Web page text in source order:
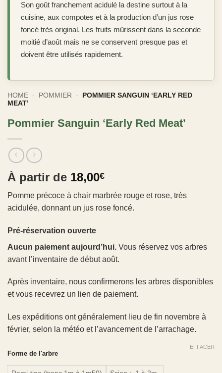
Son goût franchement acidulé la destine surtout à la
cuisine, aux compotes et à la production d’un jus rose
foncé très original. Les fruits mûrissent dans la seconde
moitié d’août mais ne se conservent presque pas et
doivent être utilisés rapidement.
HOME - POMMIER -
POMMIER SANGUIN ‘EARLY RED
MEAT’
Pommier Sanguin ‘Early Red Meat’
À partir de 18,00€
Pomme précoce à chair marbrée rouge et rose, très
acidulée, donnant un jus rose foncé.
Pré-réservation ouverte
Aucun paiement aujourd’hui. Vous réservez vos arbres
avant l’inventaire de début août.
Après inventaire, nous confirmerons les arbres disponibles
et vous recevrez un lien de paiement.
Les expéditions ont généralement lieu de fin novembre à
février, selon la météo et l’avancement de l’arrachage.
Forme de l'arbre
EFFACER